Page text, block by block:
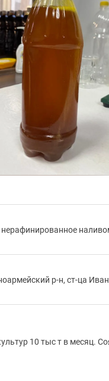
нерафинированное
р-н, ст-ца
10 тыс т в месяц.